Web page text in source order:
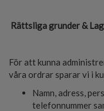
Rättsliga grunder &
För att kunna
våra ordrar sparar vi i
Namn, adress,
telefonnummer